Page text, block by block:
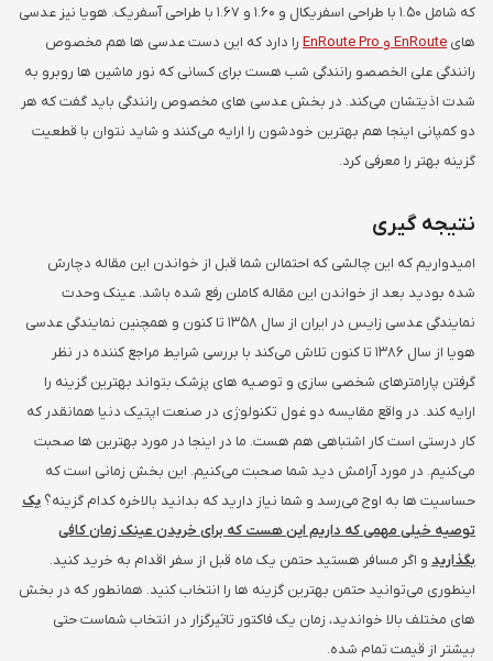
که شامل 1.50 با طراحی اسفریکال و 1.60 و 1.67 با طراحی آسفریک. هویا نیز عدسی
های EnRoute و EnRoute Pro
را دارد که این دست عدسی ها هم مخصوص
رانندگی علی الخصصو رانندگی شب هست برای کسانی که نور ماشین ها روبرو به
شدت اذیتشان می‌کند. در بخش عدسی های مخصوص رانندگی باید گفت که هر
دو کمپانی اینجا هم بهترین خودشون را ارایه می‌کنند و شاید نتوان با قطعیت
گزینه بهتر را معرفی کرد.
نتیجه گیری
امیدواریم که این چالشی که احتمالن شما قبل از خواندن این مقاله دچارش
شده بودید بعد از خواندن این مقاله کاملن رفع شده باشد. عینک وحدت
نمایندگی عدسی زایس در ایران از سال 1358 تا کنون و همچنین نمایندگی عدسی
هویا از سال 1386 تا کنون تلاش می‌کند با بررسی شرایط مراجع کننده در نظر
گرفتن پارامترهای شخصی سازی و توصیه های پزشک بتواند بهترین گزینه را
ارایه کند. در واقع مقایسه دو غول تکنولوژی در صنعت اپتیک دنیا همانقدر که
کار درستی است کار اشتباهی هم هست. ما در اینجا در مورد بهترین ها صحبت
می‌کنیم. در مورد آرامش دید شما صحبت می‌کنیم. این بخش زمانی است که
حساسیت ها به اوج می‌رسد و شما نیاز دارید که بدانید بالاخره کدام گزینه؟ یک
توصیه خیلی مهمی که داریم این هست که برای خریدن عینک زمان کافی
بگذارید و اگر مسافر هستید حتمن یک ماه قبل از سفر اقدام به خرید کنید.
اینطوری می‌توانید حتمن بهترین گزینه ها را انتخاب کنید. همانطور که در بخش
های مختلف بالا خواندید، زمان یک فاکتور تاثیرگزار در انتخاب شماست حتی
بیشتر از قیمت تمام شده.